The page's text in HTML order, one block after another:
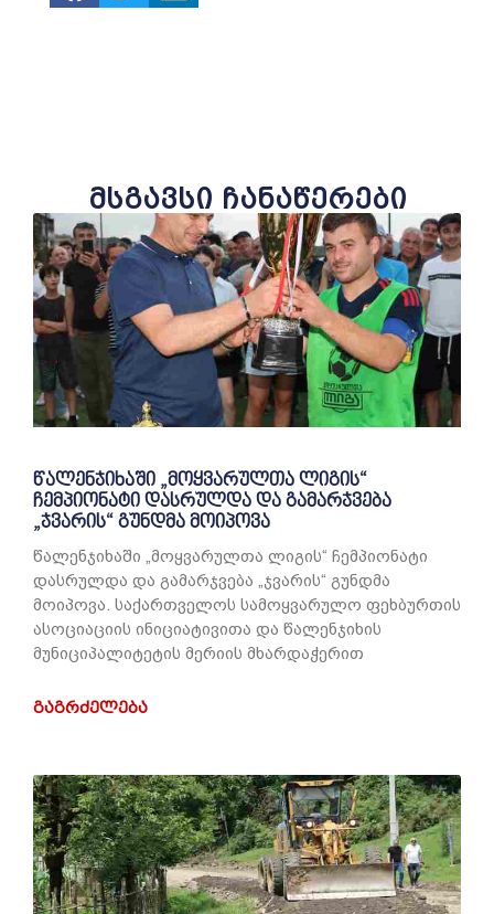
მსგავსი ჩანაწერები
წალენჯიხაში „მოყვარულთა ლიგის“
ჩემპიონატი დასრულდა და გამარჯვება
„ჯვარის“ გუნდმა მოიპოვა
წალენჯიხაში „მოყვარულთა ლიგის“ ჩემპიონატი
დასრულდა და გამარჯვება „ჯვარის“ გუნდმა
მოიპოვა. საქართველოს სამოყვარულო ფეხბურთის
ასოციაციის ინიციატივითა და წალენჯიხის
მუნიციპალიტეტის მერიის მხარდაჭერით
ᲒᲐᲒᲠᲫᲔᲚᲔᲑᲐ